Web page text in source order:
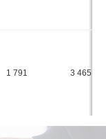
1 791 3 465